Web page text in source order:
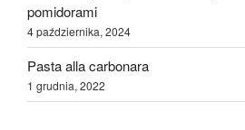
pomidorami
4 października, 2024
Pasta alla carbonara
1 grudnia, 2022